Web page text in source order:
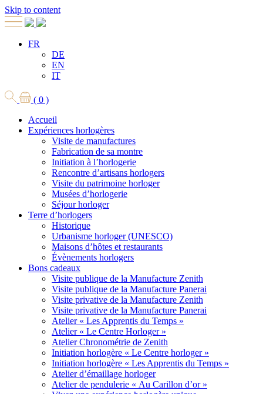
Skip to content
FR
DE
EN
IT
( 0 )
Accueil
Expériences horlogères
Visite de manufactures
Fabrication de sa montre
Initiation à l’horlogerie
Rencontre d’artisans horlogers
Visite du patrimoine horloger
Musées d’horlogerie
Séjour horloger
Terre d’horlogers
Historique
Urbanisme horloger (UNESCO)
Maisons d’hôtes et restaurants
Évènements horlogers
Bons cadeaux
Visite publique de la Manufacture Zenith
Visite publique de la Manufacture Panerai
Visite privative de la Manufacture Zenith
Visite privative de la Manufacture Panerai
Atelier « Les Apprentis du Temps »
Atelier « Le Centre Horloger »
Atelier Chronométrie de Zenith
Initiation horlogère « Le Centre horloger »
Initiation horlogère « Les Apprentis du Temps »
Atelier d’émaillage horloger
Atelier de pendulerie « Au Carillon d’or »